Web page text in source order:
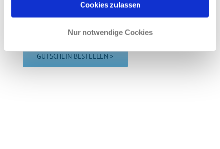
Cookies zulassen
Nur notwendige Cookies
Bitte lasse dieses Feld leer.